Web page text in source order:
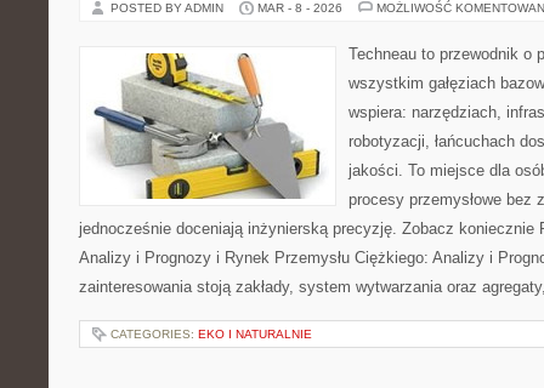
POSTED BY ADMIN MAR - 8 - 2026 MOŻLIWOŚĆ
Techneau to przewodnik o
wszystkim gałęziach
wspiera: narzędziach,
robotyzacji, łańcuchach
jakości. To miejsce dla
procesy przemysłowe bez
jednocześnie doceniają inżynierską precyzję. Zobacz koniecznie
Analizy i Prognozy i Rynek Przemysłu Ciężkiego: Analizy i
zainteresowania stoją zakłady, system wytwarzania oraz
CATEGORIES: EKO I NATURALNIE